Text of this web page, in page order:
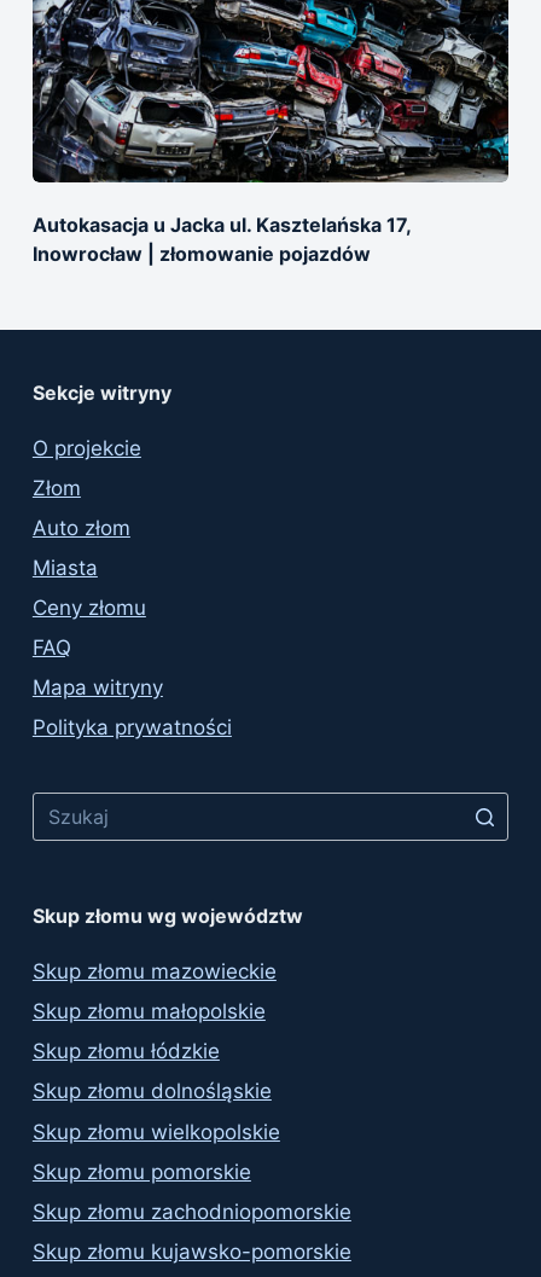
Autokasacja u Jacka ul. Kasztelańska 17,
Inowrocław | złomowanie pojazdów
Sekcje witryny
O projekcie
Złom
Auto złom
Miasta
Ceny złomu
FAQ
Mapa witryny
Polityka prywatności
Skup złomu wg województw
Skup złomu mazowieckie
Skup złomu małopolskie
Skup złomu łódzkie
Skup złomu dolnośląskie
Skup złomu wielkopolskie
Skup złomu pomorskie
Skup złomu zachodniopomorskie
Skup złomu kujawsko-pomorskie